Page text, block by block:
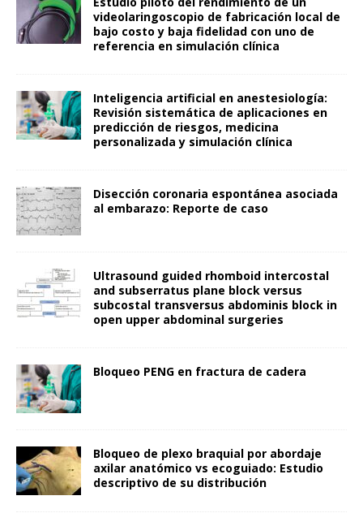
videolaringoscopio de fabricación local de
bajo costo y baja fidelidad con uno de
referencia en simulación clínica
Inteligencia artificial en anestesiología:
Revisión sistemática de aplicaciones en
predicción de riesgos, medicina
personalizada y simulación clínica
Disección coronaria espontánea asociada
al embarazo: Reporte de caso
Ultrasound guided rhomboid intercostal
and subserratus plane block versus
subcostal transversus abdominis block in
open upper abdominal surgeries
Bloqueo PENG en fractura de cadera
Bloqueo de plexo braquial por abordaje
axilar anatómico vs ecoguiado: Estudio
descriptivo de su distribución